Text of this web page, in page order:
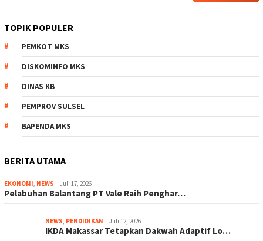
TOPIK POPULER
PEMKOT MKS
DISKOMINFO MKS
DINAS KB
PEMPROV SULSEL
BAPENDA MKS
BERITA UTAMA
EKONOMI, NEWS Juli 17, 2026
Pelabuhan Balantang PT Vale Raih Penghar…
NEWS, PENDIDIKAN Juli 12, 2026
IKDA Makassar Tetapkan Dakwah Adaptif Lo…